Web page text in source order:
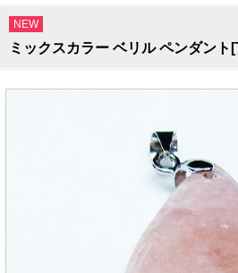
NEW
ミックスカラー ベリル ペンダント